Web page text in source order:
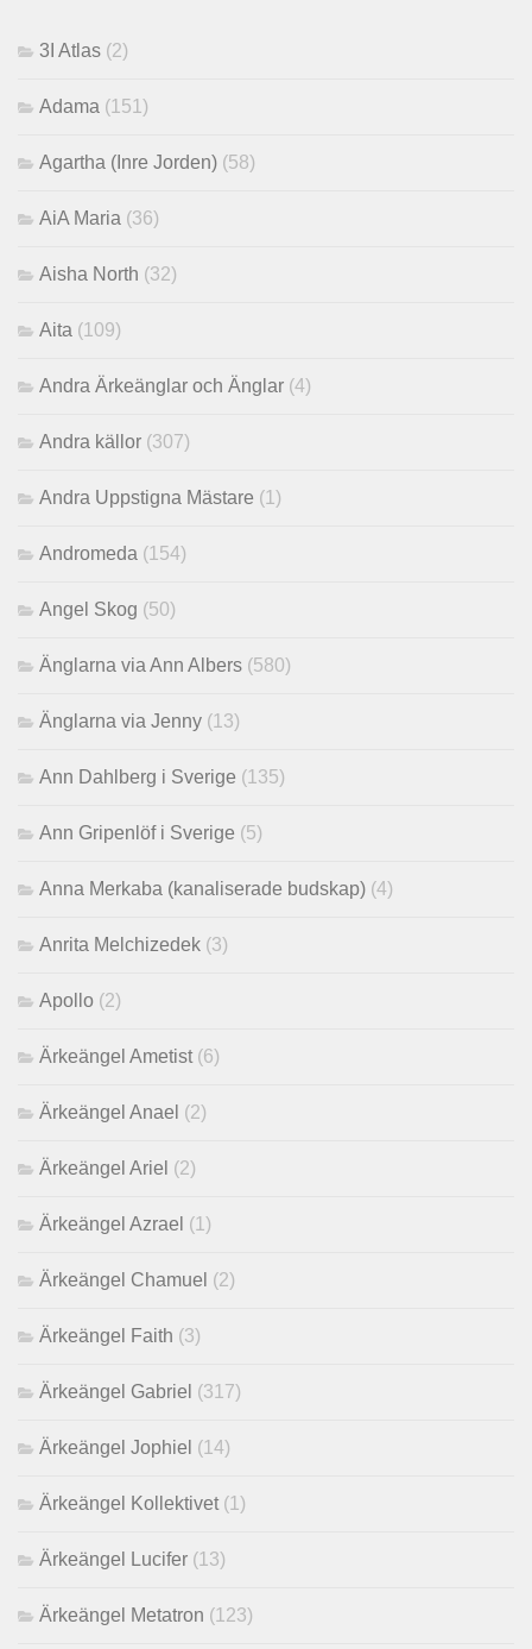
3I Atlas (2)
Adama (151)
Agartha (Inre Jorden) (58)
AiA Maria (36)
Aisha North (32)
Aita (109)
Andra Ärkeänglar och Änglar (4)
Andra källor (307)
Andra Uppstigna Mästare (1)
Andromeda (154)
Angel Skog (50)
Änglarna via Ann Albers (580)
Änglarna via Jenny (13)
Ann Dahlberg i Sverige (135)
Ann Gripenlöf i Sverige (5)
Anna Merkaba (kanaliserade budskap) (4)
Anrita Melchizedek (3)
Apollo (2)
Ärkeängel Ametist(6)
Ärkeängel Anael (2)
Ärkeängel Ariel (2)
Ärkeängel Azrael (1)
Ärkeängel Chamuel (2)
Ärkeängel Faith (3)
Ärkeängel Gabriel (317)
Ärkeängel Jophiel (14)
Ärkeängel Kollektivet(1)
Ärkeängel Lucifer (13)
Ärkeängel Metatron (123)